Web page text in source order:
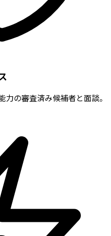
の審査済み候補者と面談。